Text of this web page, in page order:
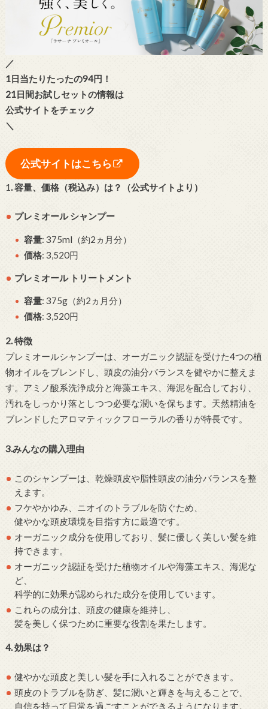
／
1日当たりたったの94円！
21日間お試しセットの情報は
公式サイトをチェック
＼
公式サイトはこちら
1.容量、価格（税込み）は？（公式サイトより）
プレミオール シャンプー
容量: 375ml（約2ヵ月分）
価格: 3,520円
プレミオール トリートメント
容量: 375g（約2ヵ月分）
価格: 3,520円
2. 特徴
プレミオールシャンプーは、オーガニック認証を受けた4つの植
物オイルをブレンドし、頭皮の油分バランスを健やかに整えま
す。アミノ酸系洗浄成分と海藻エキス、海泥を配合しており、
汚れをしっかり落としつつ必要な潤いを保ちます。天然精油を
ブレンドしたアロマティックフローラルの香りが特長です。
3.みんなの購入理由
このシャンプーは、乾燥頭皮や脂性頭皮の油分バランスを整
えます。
フケやかゆみ、ニオイのトラブルを防ぐため、
健やかな頭皮環境を目指す方に最適です。
オーガニック成分を使用しており、髪に優しく美しい髪を維
持できます。
オーガニック認証を受けた植物オイルや海藻エキス、海泥な
ど、
科学的に効果が認められた成分を使用しています。
これらの成分は、頭皮の健康を維持し、
髪を美しく保つために重要な役割を果たします。
4. 効果は？
健やかな頭皮と美しい髪を手に入れることができます。
頭皮のトラブルを防ぎ、髪に潤いと輝きを与えることで、
自信を持って日常を過ごすことができるようになります。